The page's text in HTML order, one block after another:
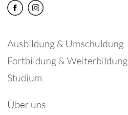
Ausbildung & Umschuldung
Fortbildung & Weiterbildung
Studium
Über uns